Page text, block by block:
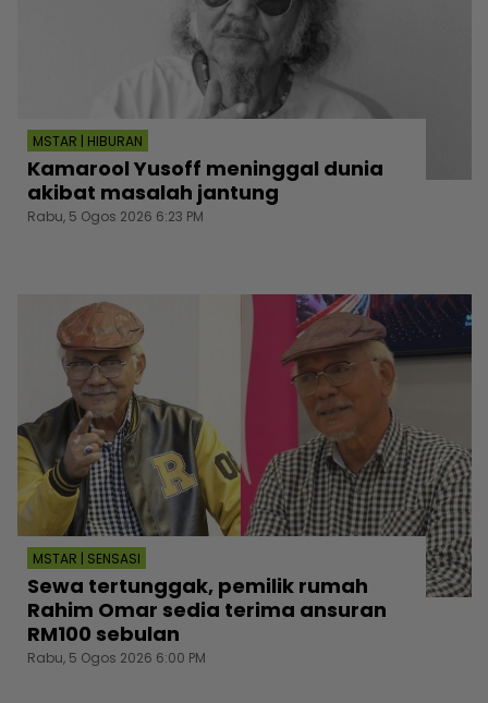
MSTAR | HIBURAN
Kamarool Yusoff meninggal dunia
akibat masalah jantung
Rabu, 5 Ogos 2026 6:23 PM
MSTAR | SENSASI
Sewa tertunggak, pemilik rumah
Rahim Omar sedia terima ansuran
RM100 sebulan
Rabu, 5 Ogos 2026 6:00 PM